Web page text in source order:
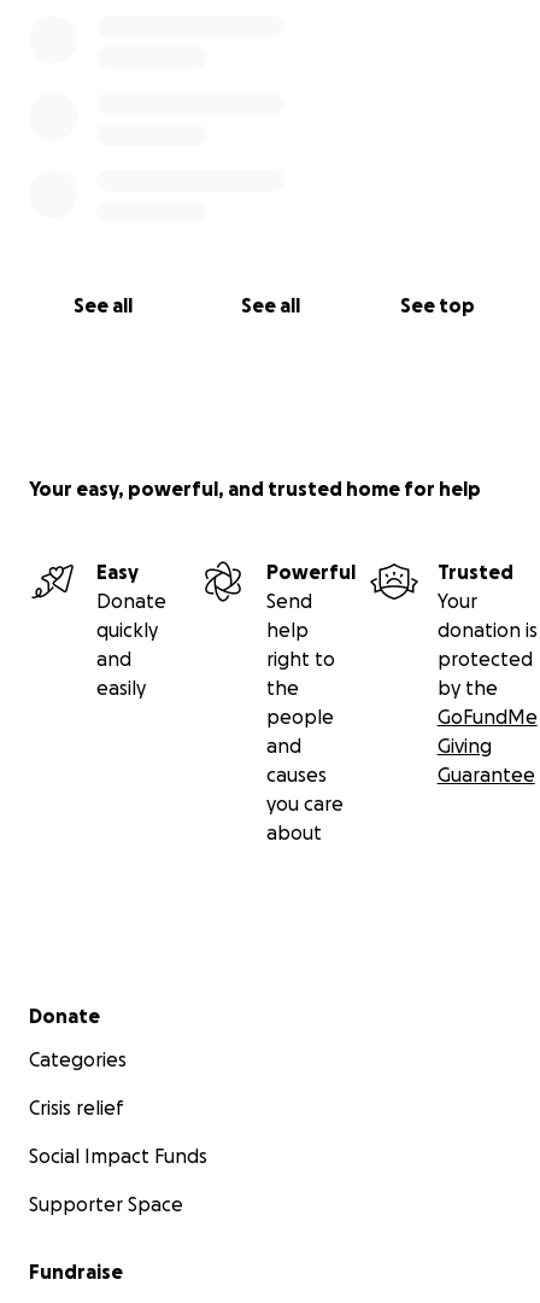
See all See all See top
Your easy, powerful, and trusted home for help
Easy
Donate
quickly
and
easily
Powerful
Send
help
right to
the
people
and
causes
you care
about
Trusted
Your
donation is
protected
by the
GoFundMe
Giving
Guarantee
Secondary menu
Donate
Categories
Crisis relief
Social Impact Funds
Supporter Space
Fundraise